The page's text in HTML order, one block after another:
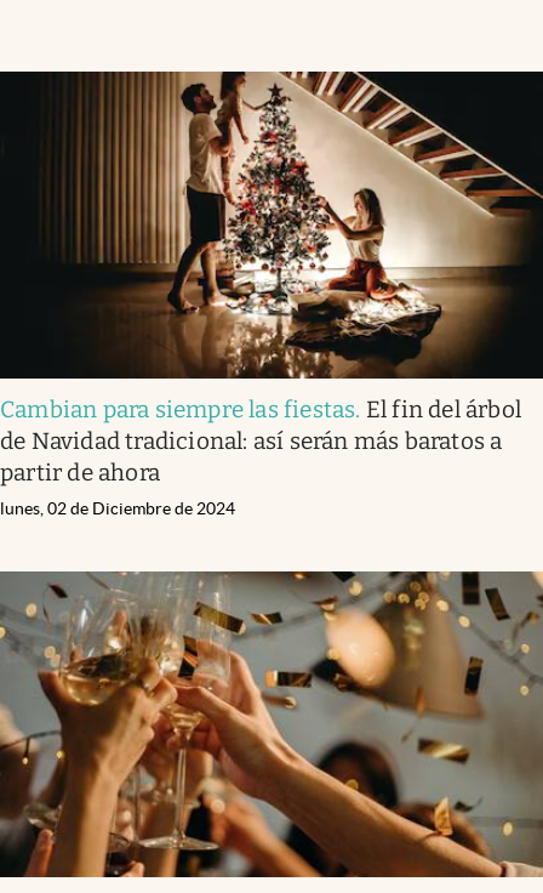
Cambian para siempre las fiestas. El fin del árbol
de Navidad tradicional: así serán más baratos a
partir de ahora
lunes, 02 de Diciembre de 2024